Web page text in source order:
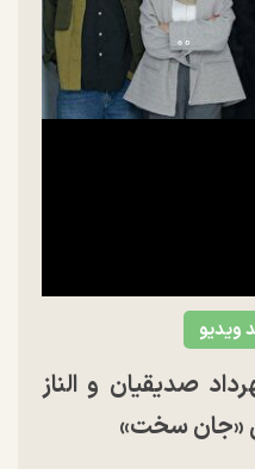
Video
ویدیو
صدیقیان و الناز
«جان سخت»